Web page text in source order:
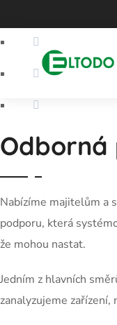
Nabízíme majitelům a
podporu, která
že mohou nastat.
Jedním z hlavních
zanalyzujeme